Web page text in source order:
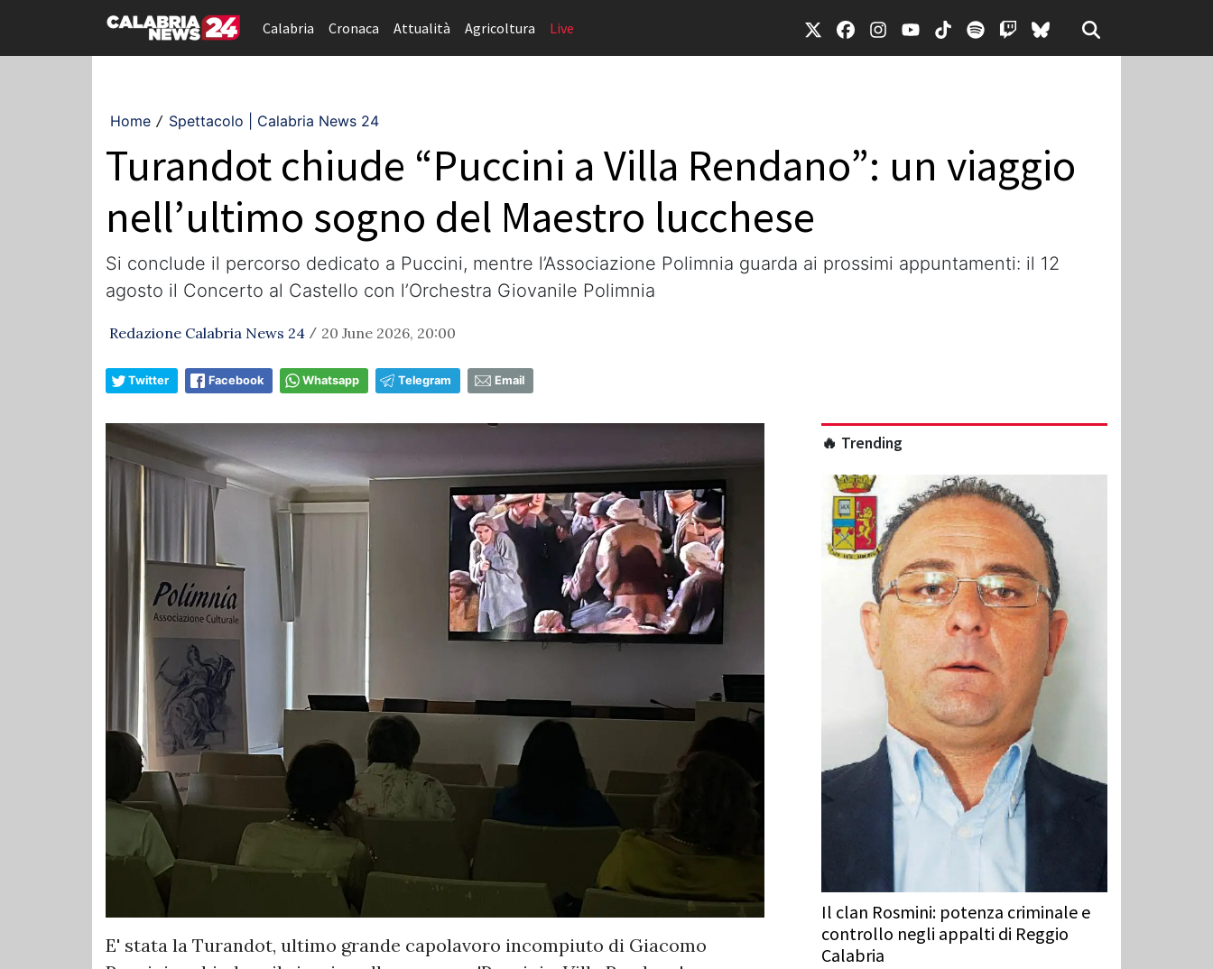
Calabria Cronaca Attualità Agricoltura Live
Home / Spettacolo | Calabria News 24
Turandot chiude “Puccini a Villa Rendano”: un viaggio
nell’ultimo sogno del Maestro lucchese
Si conclude il percorso dedicato a Puccini, mentre l’Associazione Polimnia guarda ai prossimi appuntamenti: il 12
agosto il Concerto al Castello con l’Orchestra Giovanile Polimnia
Redazione Calabria News 24 / 20 June 2026, 20:00
Twitter Facebook Whatsapp Telegram Email
E' stata la Turandot, ultimo grande capolavoro incompiuto di Giacomo
🔥 Trending
Il clan Rosmini: potenza criminale e
controllo negli appalti di Reggio
Calabria